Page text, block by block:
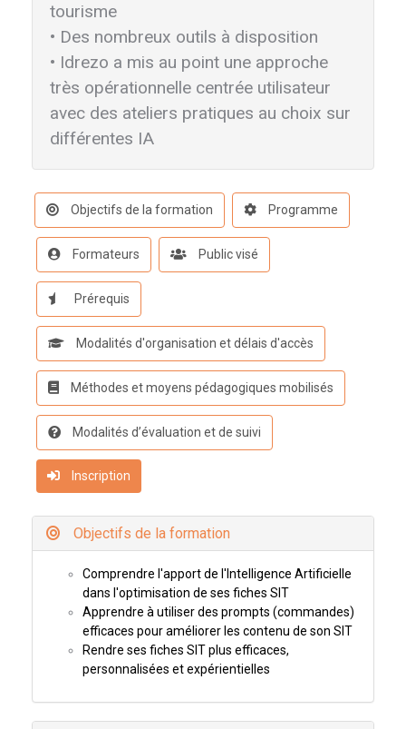
tourisme
• Des nombreux outils à disposition
• Idrezo a mis au point une approche
très opérationnelle centrée utilisateur
avec des ateliers pratiques au choix sur
différentes IA
Objectifs de la formation Programme
Formateurs Public visé
Prérequis
Modalités d'organisation et délais d'accès
Méthodes et moyens pédagogiques mobilisés
Modalités d’évaluation et de suivi
Inscription
Objectifs de la formation
Comprendre l'apport de l'Intelligence Artificielle
dans l'optimisation de ses fiches SIT
Apprendre à utiliser des prompts (commandes)
efficaces pour améliorer les contenu de son SIT
Rendre ses fiches SIT plus efficaces,
personnalisées et expérientielles